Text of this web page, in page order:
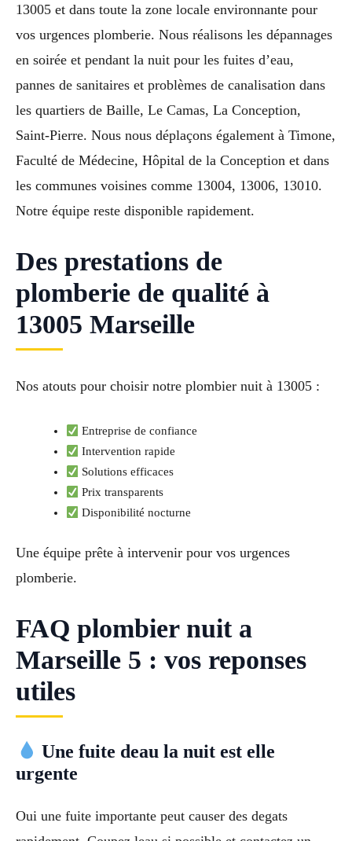
13005 et dans toute la zone locale environnante pour
vos urgences plomberie. Nous réalisons les dépannages
en soirée et pendant la nuit pour les fuites d’eau,
pannes de sanitaires et problèmes de canalisation dans
les quartiers de Baille, Le Camas, La Conception,
Saint-Pierre. Nous nous déplaçons également à Timone,
Faculté de Médecine, Hôpital de la Conception et dans
les communes voisines comme 13004, 13006, 13010.
Notre équipe reste disponible rapidement.
Des prestations de
plomberie de qualité à
13005 Marseille
Nos atouts pour choisir notre plombier nuit à 13005 :
Entreprise de confiance
Intervention rapide
Solutions efficaces
Prix transparents
Disponibilité nocturne
Une équipe prête à intervenir pour vos urgences
plomberie.
FAQ plombier nuit a
Marseille 5 : vos reponses
utiles
Une fuite deau la nuit est elle
urgente
Oui une fuite importante peut causer des degats